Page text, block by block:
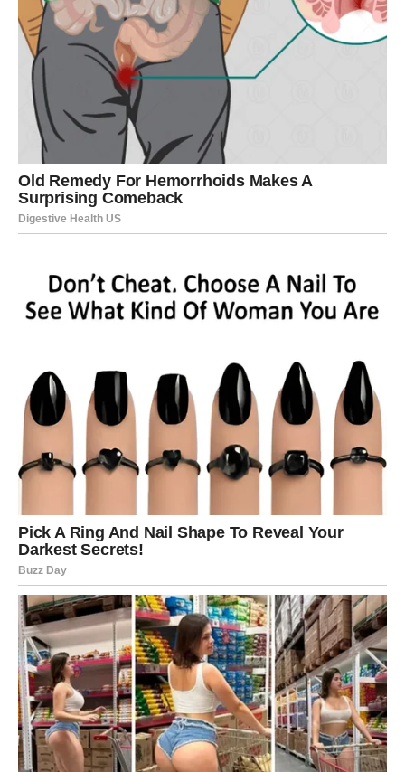
U ljubavi dolazi veoma lep period. Rakovi koji su u vezi
mogu osetiti veću bliskost sa partnerom, dok slobodni
Rakovi mogu upoznati osobu koja ih osvaja svojom
pažnjom i toplinom.
Lav
Lavovima sledeća sedmica donosi energiju i želju za
promenama. Ovo je period kada možete pokazati svoje
sposobnosti i ostvariti napredak.
Na poslovnom planu mogu se pojaviti nove ideje ili
projekti koji vam donose priliku da zablistate.
više pažnje i nežnosti, dok slobodni Lavovi mogu
upoznati osobu koja ih inspiriše i budi njihovu strast.
Devica
vezi sa planovima za budućnost.
Na poslu se mogu pojaviti nove prilike koje zahtevaju
strpljenje i organizaciju. Vaša preciznost i posvećenost
mogu vam doneti priznanje.
U ljubavi je moguć razgovor koji donosi važne odgovore.
Slobodne Device mogu upoznati osobu koja ih privlači
iskrenošću i smirenošću.